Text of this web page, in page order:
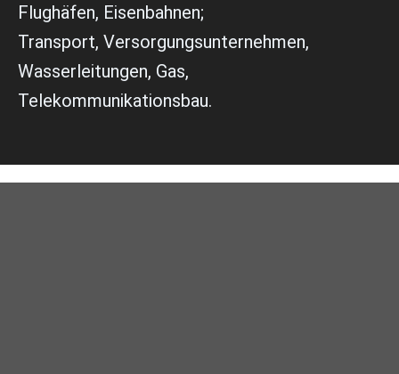
Flughäfen, Eisenbahnen;
Transport, Versorgungsunternehmen,
Wasserleitungen, Gas,
Telekommunikationsbau.